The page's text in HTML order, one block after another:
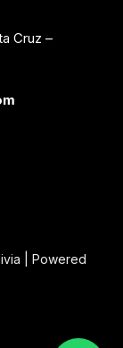
Cruz –
| Powered